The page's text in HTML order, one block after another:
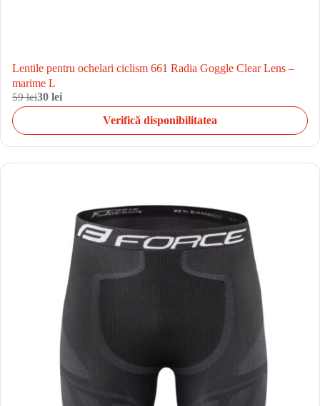
Lentile pentru ochelari ciclism 661 Radia Goggle Clear Lens –
marime L
59 lei30 lei
Verifică disponibilitatea